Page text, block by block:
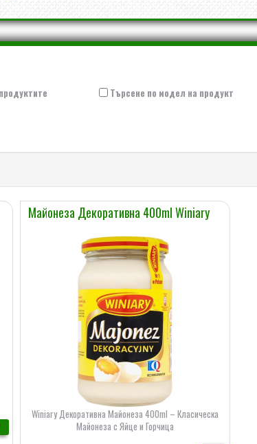
Търсене по модел на продукт
Майонеза Декоративна 400ml Winiary
Winiary Декоративна Майонеза 400ml – Класическа
Майонеза с Яйце и Горчица